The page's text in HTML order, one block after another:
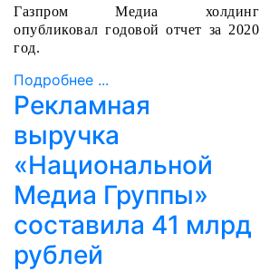
Газпром Медиа холдинг
опубликовал годовой отчет за 2020
год.
Подробнее ...
Рекламная
выручка
«Национальной
Медиа Группы»
составила 41 млрд
рублей